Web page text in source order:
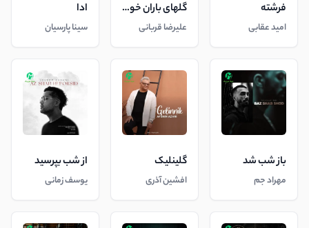
فرشته
امید عقابی
گلهای باران خورده
علیرضا قربانی
ادا
سینا پارسیان
باز شب شد
مهراد جم
گلینلیک
افشین آذری
از شب بپرسید
یوسف زمانی